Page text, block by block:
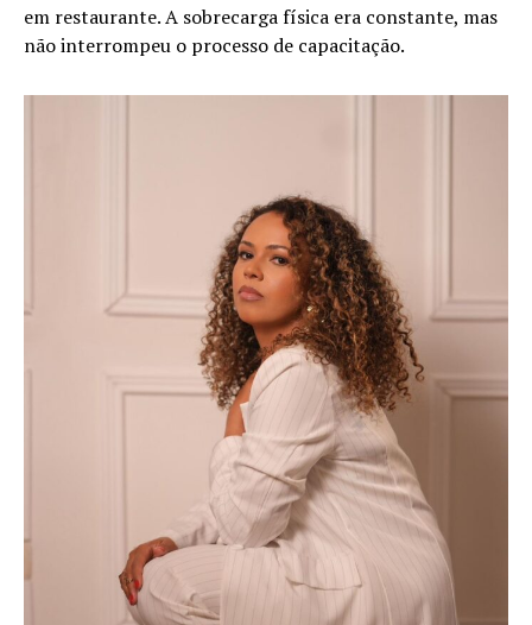
em restaurante. A sobrecarga física era constante, mas
não interrompeu o processo de capacitação.